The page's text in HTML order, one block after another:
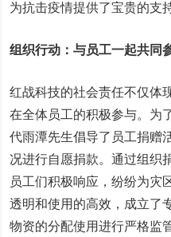
为抗击疫情提供了宝贵的支
组织行动：与员工一起共同
红战科技的社会责任不仅体
在全体员工的积极参与。为
代雨潭先生倡导了员工捐赠
况进行自愿捐款。通过组织
员工们积极响应，纷纷为灾
透明和使用的高效，成立了
物资的分配使用进行严格监